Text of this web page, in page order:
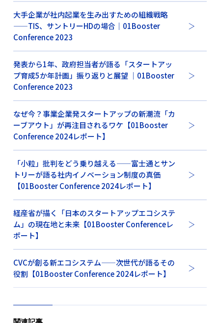
大手企業が社内起業を生み出すための組織戦略
——TIS、サントリーHDの場合｜01Booster
Conference 2023
発表から1年、政府担当者が語る「スタートアッ
プ育成5か年計画」振り返りと展望 ｜01Booster
Conference 2023
なぜ今？事業企業発スタートアップの新潮流「カ
ーブアウト」が再注目されるワケ【01Booster
Conference 2024レポート】
「小粒」批判をどう乗り越える——富士通とサン
トリーが語る社内イノベーション制度の真価
【01Booster Conference 2024レポート】
経産省が描く「日本のスタートアップエコシステ
ム」の現在地と未来【01Booster Conferenceレ
ポート】
CVCが創る新エコシステム——次世代が語るその
役割【01Booster Conference 2024レポート】